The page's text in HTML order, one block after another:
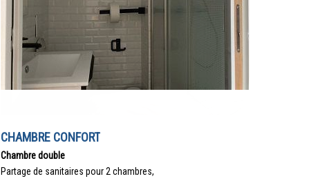
CHAMBRE CONFORT
Chambre double
Partage de sanitaires pour 2 chambres,